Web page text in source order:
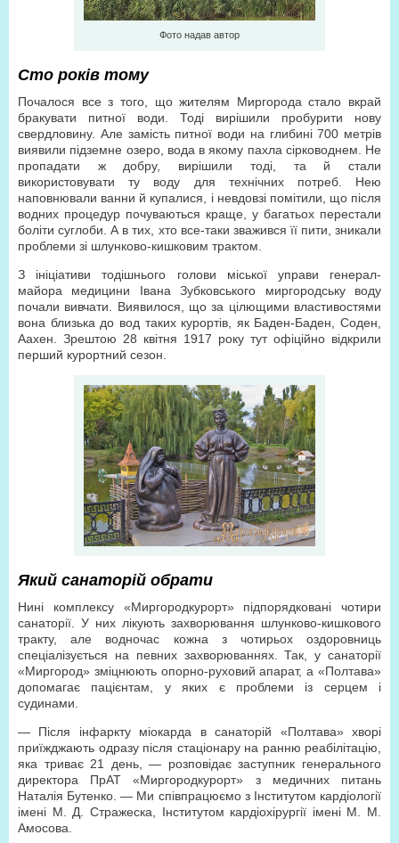
Фото надав автор
Сто років тому
Почалося все з того, що жителям Миргорода стало вкрай
бракувати питної води. Тоді вирішили пробурити нову
свердловину. Але замість питної води на глибині 700 метрів
виявили підземне озеро, вода в якому пахла сірководнем. Не
пропадати ж добру, вирішили тоді, та й стали
використовувати ту воду для технічних потреб. Нею
наповнювали ванни й купалися, і невдовзі помітили, що після
водних процедур почуваються краще, у багатьох перестали
боліти суглоби. А в тих, хто все-таки зважився її пити, зникали
проблеми зі шлунково-кишковим трактом.
З ініціативи тодішнього голови міської управи генерал-
майора медицини Івана Зубковського миргородську воду
почали вивчати. Виявилося, що за цілющими властивостями
вона близька до вод таких курортів, як Баден-Баден, Соден,
Аахен. Зрештою 28 квітня 1917 року тут офіційно відкрили
перший курортний сезон.
Який санаторій обрати
Нині комплексу «Миргородкурорт» підпорядковані чотири
санаторії. У них лікують захворювання шлунково-кишкового
тракту, але водночас кожна з чотирьох оздоровниць
спеціалізується на певних захворюваннях. Так, у санаторії
«Миргород» зміцнюють опорно-руховий апарат, а «Полтава»
допомагає пацієнтам, у яких є проблеми із серцем і
судинами.
— Після інфаркту міокарда в санаторій «Полтава» хворі
приїжджають одразу після стаціонару на ранню реабілітацію,
яка триває 21 день, — розповідає заступник генерального
директора ПрАТ «Миргородкурорт» з медичних питань
Наталія Бутенко. — Ми співпрацюємо з Інститутом кардіології
імені М. Д. Стражеска, Інститутом кардіохірургії імені М. М.
Амосова.